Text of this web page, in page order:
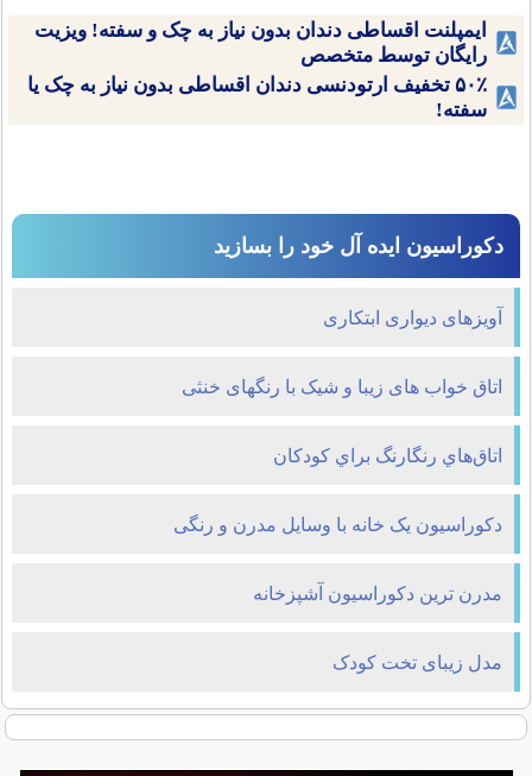
ایمپلنت اقساطی دندان بدون نیاز به چک و سفته! ویزیت
رایگان توسط متخصص
۵۰٪ تخفیف ارتودنسی دندان اقساطی بدون نیاز به چک یا
سفته!
دکوراسیون ایده آل خود را بسازید
آویزهای دیواری ابتکاری
اتاق خواب های زیبا و شیک با رنگهای خنثی
اتاق‌هاي رنگارنگ براي کودکان
دکوراسیون یک خانه با وسایل مدرن و رنگی
مدرن ترین دکوراسیون آشپزخانه
مدل زیبای تخت کودک